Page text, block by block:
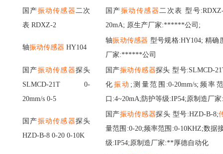
国产振动传感器二次
表 RDXZ-2
国产振动传感器二次表 型号
20mA; 原生产厂家:******公司;
轴振动传感器 HY104
轴振动传感器 型号规格:HY104; 精确
厂家:******公司
国产振动传感器探头
SLMCD-21T 0-
20mm/s 0-5
国产振动传感器探头 型号:SLMCD-
化 振动 ;测量范围:0-20mm/s;频率
口:4~20mA;防护等级:IP54;原制造厂
国产振动传感器探头
HZD-B-8 0-20 0-10K
国产振动传感器探头 型号:HZD-B-8;
量范围:0-20;频率范围:0-10KHZ;数据
级:IP54;原制造厂家:**厚德自动化